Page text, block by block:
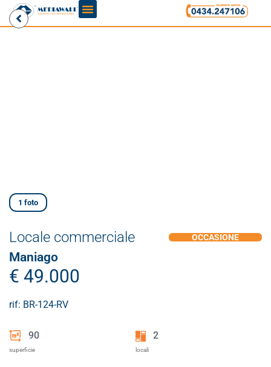
1 foto
Locale commerciale OCCASIONE
Maniago
€ 49.000
rif: BR-124-RV
90
superficie
2
locali